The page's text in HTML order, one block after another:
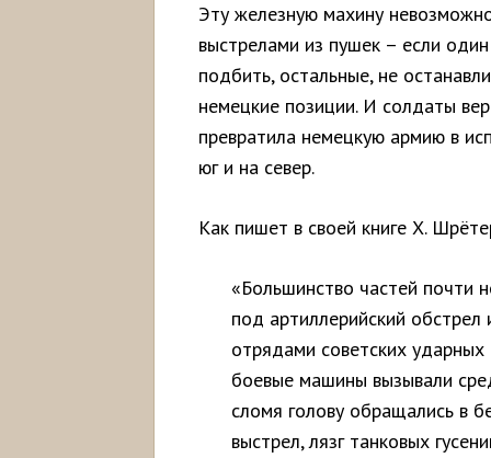
Эту железную махину
выстрелами из пушек – если
подбить, остальные, не
немецкие позиции. И солдаты
превратила немецкую армию в
юг и на север.
Как пишет в своей книге Х.
«Большинство частей почти
под артиллерийский
отрядами советских
боевые машины вызывали
сломя голову обращались в
выстрел, лязг танковых